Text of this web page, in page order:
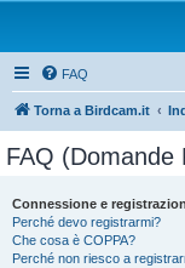
FAQ
Torna a Birdcam.it
FAQ (Domande
Connessione e
Perché devo registrarmi?
Che cosa è COPPA?
Perché non riesco a